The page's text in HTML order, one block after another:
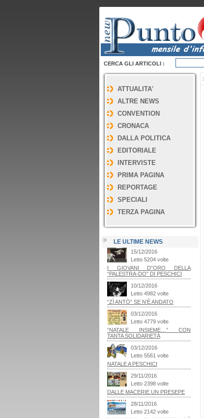
CERCA GLI ARTICOLI :
ATTUALITA'
ALTRE NEWS
CONVENTION
CRONACA
DALLA POLITICA
EDITORIALE
INTERVISTE
PRIMA PAGINA
REPORTAGE
SPECIALI
TERZA PAGINA
LE ULTIME NEWS